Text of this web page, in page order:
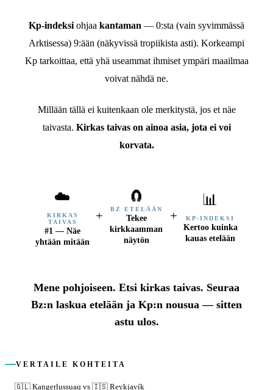
Kp-indeksi ohjaa kantaman — 0:sta (vain syvimmässä
Arktisessa) 9:ään (näkyvissä tropiikista asti). Korkeampi
Kp tarkoittaa, että yhä useammat ihmiset ympäri maailmaa
voivat nähdä ne.
Millään tällä ei kuitenkaan ole merkitystä, jos et näe
taivasta. Kirkas taivas on ainoa asia, jota ei voi
korvata.
☁️
KIRKAS
TAIVAS
#1 — Näe
yhtään mitään
+
🧲
BZ ETELÄÄN
Tekee
kirkkaamman
näytön
+
📊
KP-INDEKSI
Kertoo kuinka
kauas etelään
Mene pohjoiseen. Etsi kirkas taivas. Seuraa
Bz:n laskua etelään ja Kp:n nousua — sitten
astu ulos.
VERTAILE KOHTEITA
🇬🇱 Kangerlussuaq vs 🇮🇸 Reykjavík